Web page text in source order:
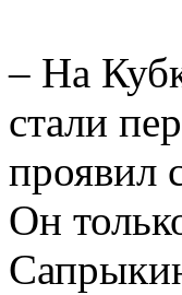
– На
стали
проявил
Он